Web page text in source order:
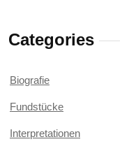
Categories
Biografie
Fundstücke
Interpretationen